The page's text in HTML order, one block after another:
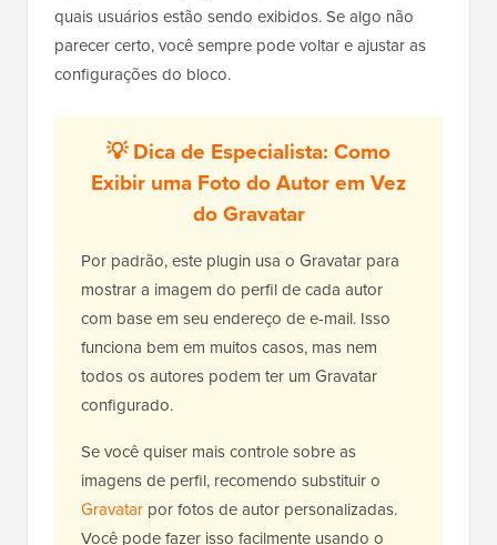
quais usuários estão sendo exibidos. Se algo não
parecer certo, você sempre pode voltar e ajustar as
configurações do bloco.
💡 Dica de Especialista: Como
Exibir uma Foto do Autor em Vez
do Gravatar
Por padrão, este plugin usa o Gravatar para
mostrar a imagem do perfil de cada autor
com base em seu endereço de e-mail. Isso
funciona bem em muitos casos, mas nem
todos os autores podem ter um Gravatar
configurado.
Se você quiser mais controle sobre as
imagens de perfil, recomendo substituir o
Gravatar por fotos de autor personalizadas.
Você pode fazer isso facilmente usando o